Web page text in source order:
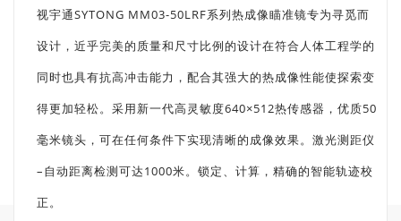
视宇通SYTONG MM03-50LRF系列热成像瞄准镜专为寻觅而
设计，近乎完美的质量和尺寸比例的设计在符合人体工程学的
同时也具有抗高冲击能力，配合其强大的热成像性能使探索变
得更加轻松。采用新一代高灵敏度640×512热传感器，优质50
毫米镜头，可在任何条件下实现清晰的成像效果。激光测距仪
–自动距离检测可达1000米。锁定、计算，精确的智能轨迹校
正。